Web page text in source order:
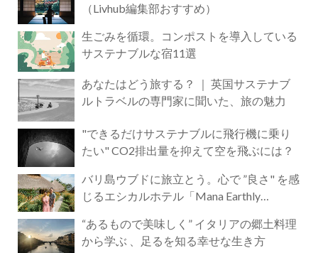
（Livhub編集部おすすめ）
生ごみを循環。コンポストを導入している
サステナブルな宿11選
あなたはどう旅する？ ｜ 英国サステナブ
ルトラベルの専門家に聞いた、旅の魅力
"できるだけサステナブルに飛行機に乗り
たい" CO2排出量を抑えて空を飛ぶには？
バリ島ウブドに旅立とう。心で ”良さ" を感
じるエシカルホテル「Mana Earthly
“あるもので美味しく” イタリアの郷土料理
から学ぶ 、足るを知る幸せな生き方